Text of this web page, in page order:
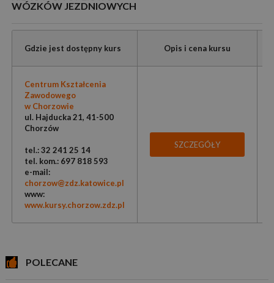
WÓZKÓW JEZDNIOWYCH
Gdzie jest dostępny kurs Opis i cena kursu
Centrum Kształcenia
Zawodowego
w Chorzowie
ul. Hajducka 21, 41-500
Chorzów
tel.: 32 241 25 14
tel. kom.: 697 818 593
e-mail:
chorzow@zdz.katowice.pl
www:
www.kursy.chorzow.zdz.pl
SZCZEGÓŁY
POLECANE